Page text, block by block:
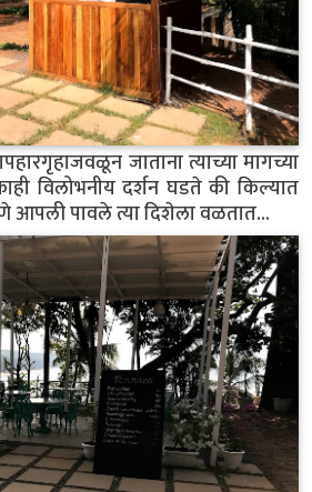
जाताना त्याच्या मागच्या
विलोभनीय दर्शन घडते की किल्यात
पावले त्या दिशेला वळतात...